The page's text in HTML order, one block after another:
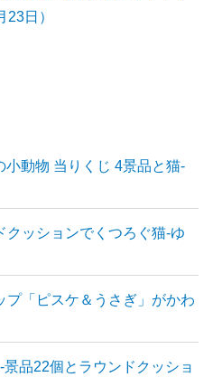
日）
小動物 当りくじ 4景品と猫-
クッションでくつろぐ猫-ゆ
プ「ピスケ＆うさぎ」がかわ
品22個とラウンドクッショ